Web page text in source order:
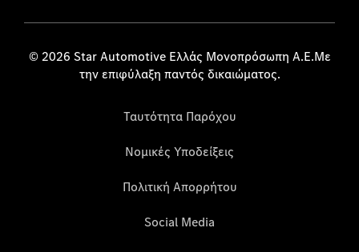
© 2026 Star Automotive Ελλάς Μονοπρόσωπη Α.Ε.Με
την επιφύλαξη παντός δικαιώματος.
Ταυτότητα Παρόχου
Νομικές Υποδείξεις
Πολιτική Απορρήτου
Social Media